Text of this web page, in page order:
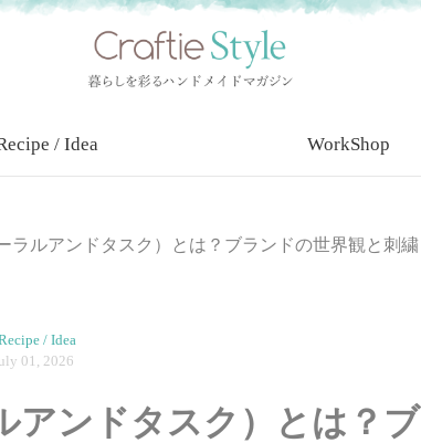
/ Idea WorkShop
ラルアンドタスク）とは？ブランドの世界観と刺繍
/ Idea
01, 2026
アンドタスク）とは？ブ